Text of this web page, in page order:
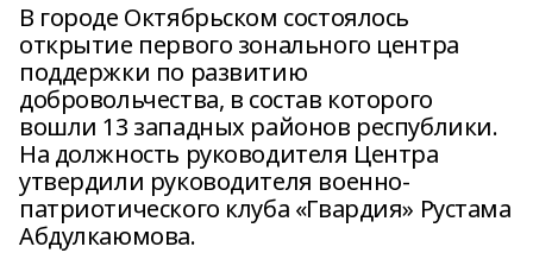
В городе Октябрьском состоялось
открытие первого зонального центра
поддержки по развитию
добровольчества, в состав которого
вошли 13 западных районов республики.
На должность руководителя Центра
утвердили руководителя военно-
патриотического клуба «Гвардия» Рустама
Абдулкаюмова.